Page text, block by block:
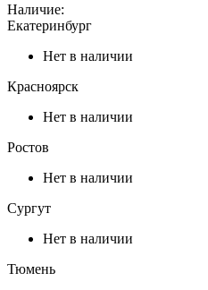
Наличие:
Екатеринбург
Нет в наличии
Красноярск
Нет в наличии
Ростов
Нет в наличии
Сургут
Нет в наличии
Тюмень